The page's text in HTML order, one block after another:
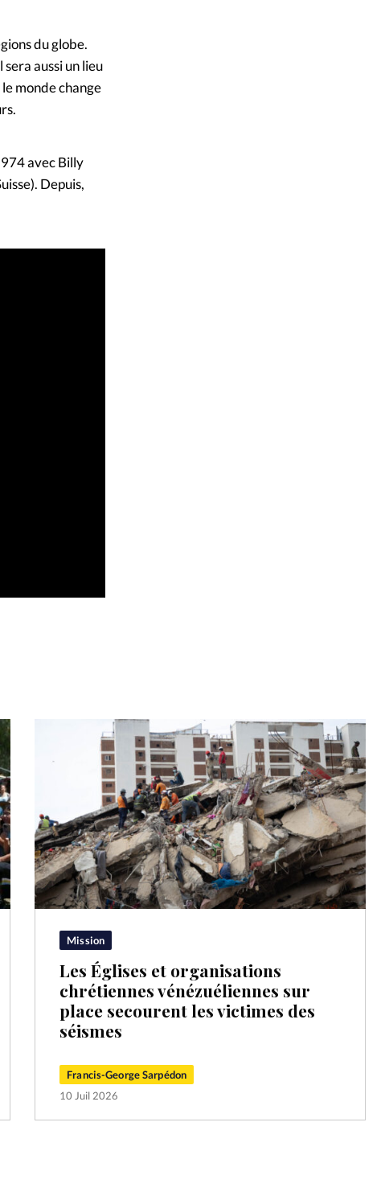
du globe.
aussi un lieu
monde change
avec Billy
Depuis,
Mission
Les Églises et organisations
chrétiennes vénézuéliennes sur
place secourent les victimes des
séismes
Francis-George Sarpédon
10 Juil 2026